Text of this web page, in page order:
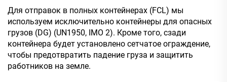
Для отправок в полных контейнерах (FCL) мы
используем исключительно контейнеры для опасных
грузов (DG) (UN1950, IMO 2). Кроме того, сзади
контейнера будет установлено сетчатое ограждение,
чтобы предотвратить падение груза и защитить
работников на земле.